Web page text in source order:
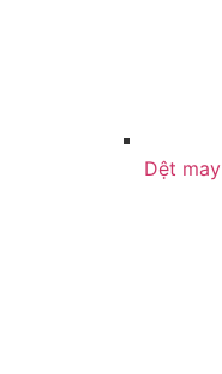
Dệt may